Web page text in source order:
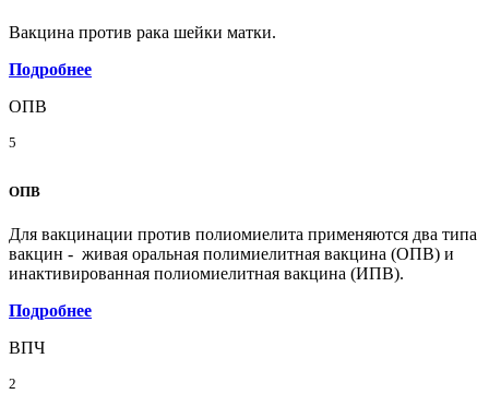
Вакцина против рака шейки матки.
Подробнее
ОПВ
5
ОПВ
Для вакцинации против полиомиелита применяются два типа
вакцин - живая оральная полимиелитная вакцина (ОПВ) и
инактивированная полиомиелитная вакцина (ИПВ).
Подробнее
ВПЧ
2